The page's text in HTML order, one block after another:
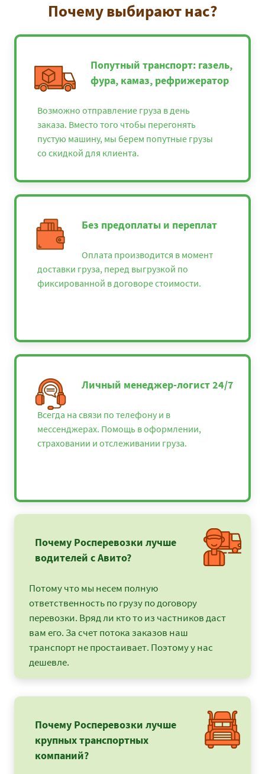
Почему выбирают нас?
Попутный транспорт: газель,
фура, камаз, рефрижератор
Возможно отправление груза в день
заказа. Вместо того чтобы перегонять
пустую машину, мы берем попутные грузы
со скидкой для клиента.
Без предоплаты и переплат
Оплата производится в момент
доставки груза, перед выгрузкой по
фиксированной в договоре стоимости.
Личный менеджер-логист 24/7
Всегда на связи по телефону и в
мессенджерах. Помощь в оформлении,
страховании и отслеживании груза.
Почему Росперевозки лучше
водителей с Авито?
Потому что мы несем полную
ответственность по грузу по договору
перевозки. Вряд ли кто то из частников даст
вам его. За счет потока заказов наш
транспорт не простаивает. Поэтому у нас
дешевле.
Почему Росперевозки лучше
крупных транспортных
компаний?